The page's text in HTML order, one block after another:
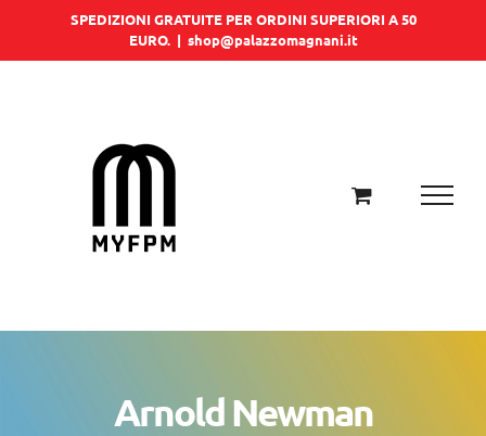
SPEDIZIONI GRATUITE PER ORDINI SUPERIORI A 50
EURO. | shop@palazzomagnani.it
Arnold Newman